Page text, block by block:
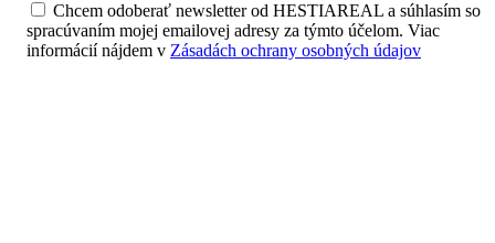
Chcem odoberať newsletter od HESTIAREAL a súhlasím so
spracúvaním mojej emailovej adresy za týmto účelom. Viac
informácií nájdem v Zásadách ochrany osobných údajov